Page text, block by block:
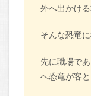
外へ出かける
そんな恐竜
先に職場で
へ恐竜が客と